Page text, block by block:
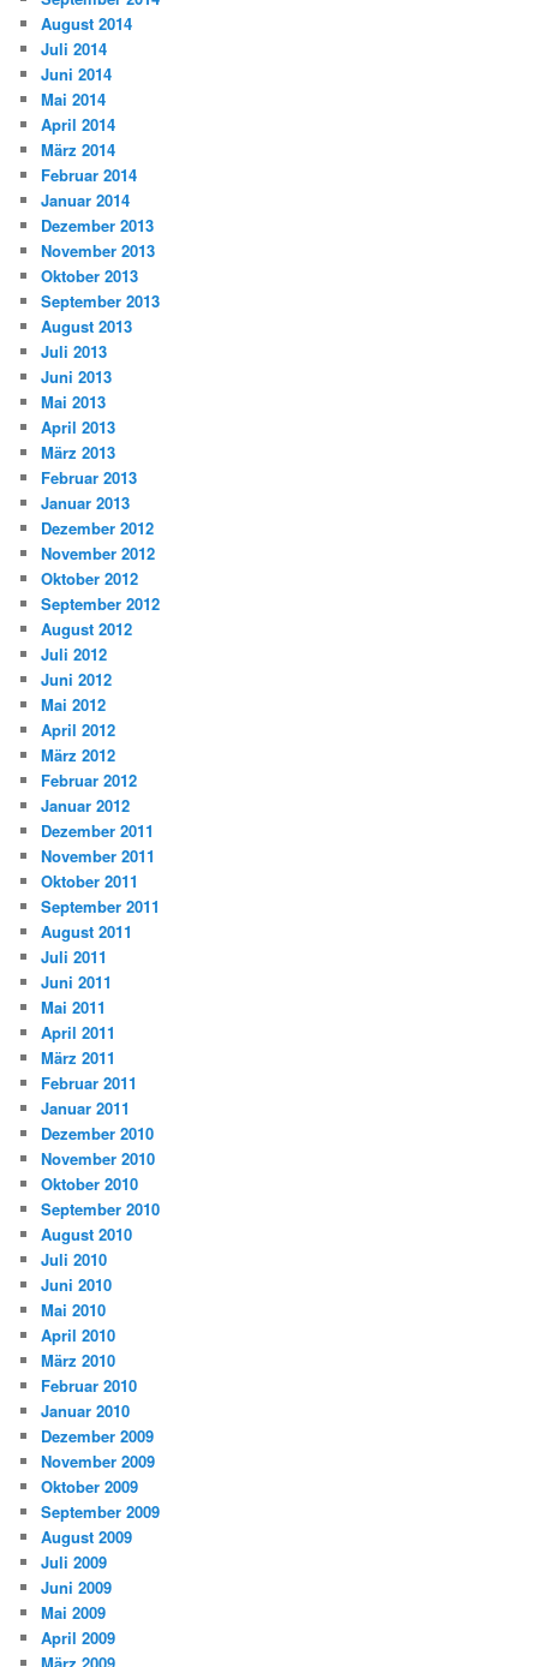
August 2014
Juli 2014
Juni 2014
Mai 2014
April 2014
März 2014
Februar 2014
Januar 2014
Dezember 2013
November 2013
Oktober 2013
September 2013
August 2013
Juli 2013
Juni 2013
Mai 2013
April 2013
März 2013
Februar 2013
Januar 2013
Dezember 2012
November 2012
Oktober 2012
September 2012
August 2012
Juli 2012
Juni 2012
Mai 2012
April 2012
März 2012
Februar 2012
Januar 2012
Dezember 2011
November 2011
Oktober 2011
September 2011
August 2011
Juli 2011
Juni 2011
Mai 2011
April 2011
März 2011
Februar 2011
Januar 2011
Dezember 2010
November 2010
Oktober 2010
September 2010
August 2010
Juli 2010
Juni 2010
Mai 2010
April 2010
März 2010
Februar 2010
Januar 2010
Dezember 2009
November 2009
Oktober 2009
September 2009
August 2009
Juli 2009
Juni 2009
Mai 2009
April 2009
März 2009